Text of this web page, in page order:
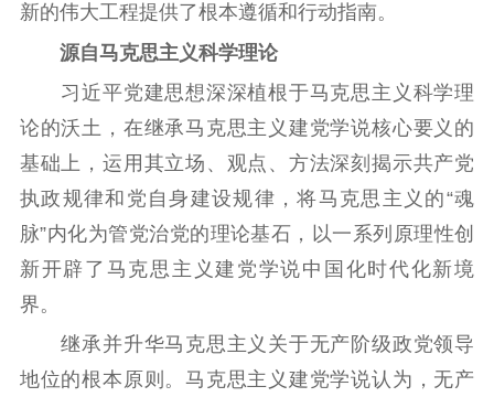
通知公告 信息公开制度
信息公开指南
信息公开年度报
告
政策法规
工作动态
理论武装
理论学习
哲学社科
新的伟大工程提供了根本遵循和行动指南。
源自马克思主义科学理论
习近平党建思想深深植根于马克思主义科学理
论的沃土，在继承马克思主义建党学说核心要义的
基础上，运用其立场、观点、方法深刻揭示共产党
执政规律和党自身建设规律，将马克思主义的“魂
脉”内化为管党治党的理论基石，以一系列原理性创
新开辟了马克思主义建党学说中国化时代化新境
界。
继承并升华马克思主义关于无产阶级政党领导
地位的根本原则。马克思主义建党学说认为，无产